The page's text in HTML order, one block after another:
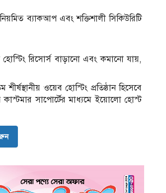
ব্যাকআপ এবং শক্তিশালী সিকিউরিটি
রিসোর্স বাড়ানো এবং কমানো যায়,
ওয়েব হোস্টিং প্রতিষ্ঠান হিসেবে
কাস্টমার সাপোর্টের মাধ্যমে ইয়োলো হোস্ট